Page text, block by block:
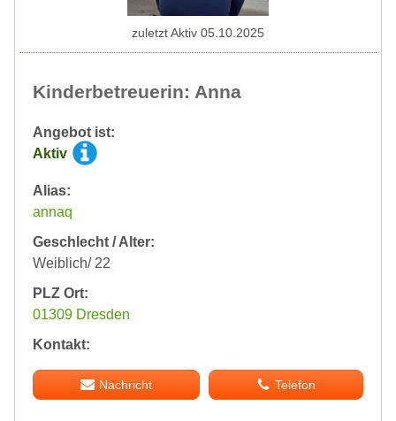
Kinderbetreuerin: Anna
Angebot ist:
Aktiv
Alias:
annaq
Geschlecht / Alter:
Weiblich/ 22
PLZ Ort:
01309 Dresden
Kontakt:
Nachricht Telefon
zuletzt Aktiv 05.10.2025